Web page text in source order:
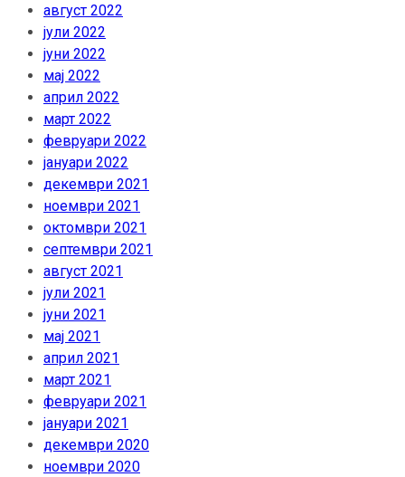
август 2022
јули 2022
јуни 2022
мај 2022
април 2022
март 2022
февруари 2022
јануари 2022
декември 2021
ноември 2021
октомври 2021
септември 2021
август 2021
јули 2021
јуни 2021
мај 2021
април 2021
март 2021
февруари 2021
јануари 2021
декември 2020
ноември 2020